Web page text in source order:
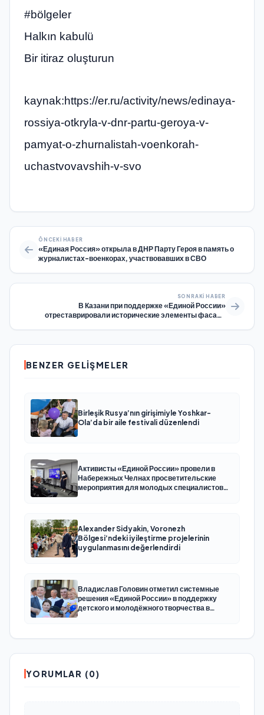
#bölgeler
Halkın kabulü
Bir itiraz oluşturun
kaynak:https://er.ru/activity/news/edinaya-
rossiya-otkryla-v-dnr-partu-geroya-v-
pamyat-o-zhurnalistah-voenkorah-
uchastvovavshih-v-svo
ÖNCEKI HABER
«Единая Россия» открыла в ДНР Парту Героя в память о
журналистах-военкорах, участвовавших в СВО
SONRAKI HABER
В Казани при поддержке «Единой России»
отреставрировали исторические элементы фасада
BENZER GELIŞMELER
Birleşik Rusya’nın girişimiyle Yoshkar-
Ola’da bir aile festivali düzenlendi
Активисты «Единой России» провели в
Набережных Челнах просветительские
мероприятия для молодых специалистов
Alexander Sidyakin, Voronezh
Bölgesi’ndeki iyileştirme projelerinin
uygulanmasını değerlendirdi
Владислав Головин отметил системные
решения «Единой России» в поддержку
детского и молодёжного творчества в
YORUMLAR (0)